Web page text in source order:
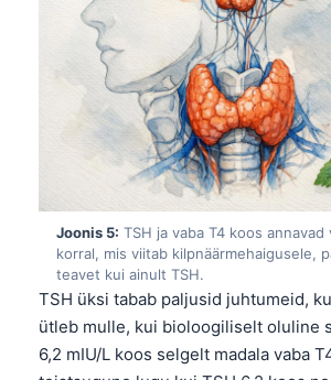
Joonis 5: TSH ja vaba T4 koos annavad
korral, mis viitab kilpnäärmehaigusele,
teavet kui ainult TSH.
TSH üksi tabab paljusid juhtumeid,
ütleb mulle, kui bioloogiliselt oluline
6,2 mIU/L koos selgelt madala vaba